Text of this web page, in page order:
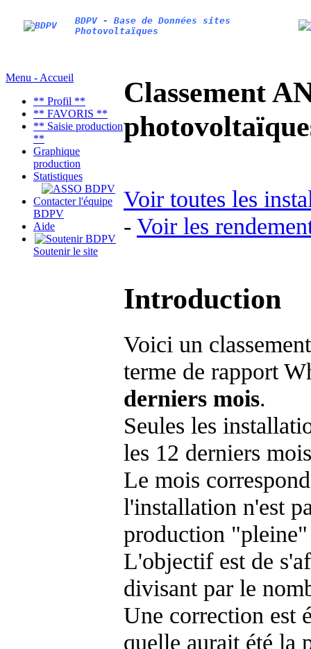
BDPV - Base de Données sites
Photovoltaïques
Menu - Accueil
** Profil **
** FAVORIS **
** Saisie production
**
Graphique
production
Statistiques
Contacter l'équipe
BDPV
Aide
Soutenir le site
Classement
Voir toutes les
- Voir les
Introduction
Voici un
terme de rapport
derniers mois.
Seules les
les 12 derniers
Le mois
l'installation n'est
production "pleine"
L'objectif est de
divisant par le
Une correction est
quelle aurait été la